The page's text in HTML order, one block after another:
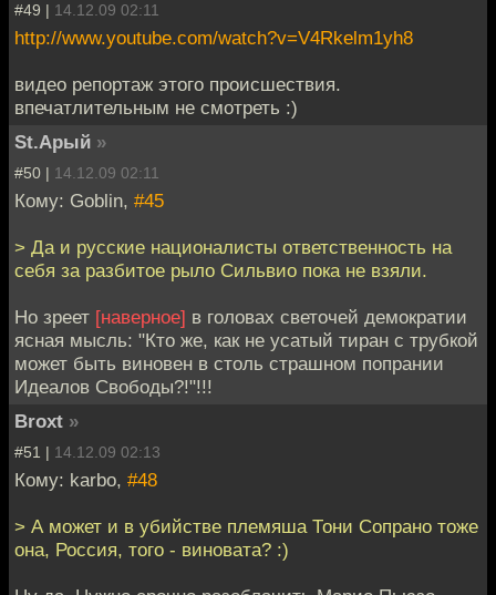
#49 | 14.12.09 02:11
http://www.youtube.com/watch?v=V4Rkelm1yh8
видео репортаж этого происшествия.
впечатлительным не смотреть :)
St.Арый »
#50 | 14.12.09 02:11
Кому: Goblin, #45
> Да и русские националисты ответственность на
себя за разбитое рыло Сильвио пока не взяли.
Но зреет [наверное] в головах светочей демократии
ясная мысль: "Кто же, как не усатый тиран с трубкой
может быть виновен в столь страшном попрании
Идеалов Свободы?!"!!!
Broxt »
#51 | 14.12.09 02:13
Кому: karbo, #48
> А может и в убийстве племяша Тони Сопрано тоже
она, Россия, того - виновата? :)